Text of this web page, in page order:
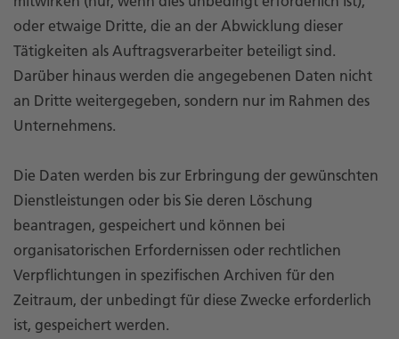
oder etwaige Dritte, die an der Abwicklung dieser
Tätigkeiten als Auftragsverarbeiter beteiligt sind.
Darüber hinaus werden die angegebenen Daten nicht
an Dritte weitergegeben, sondern nur im Rahmen des
Unternehmens.
Die Daten werden bis zur Erbringung der gewünschten
Dienstleistungen oder bis Sie deren Löschung
beantragen, gespeichert und können bei
organisatorischen Erfordernissen oder rechtlichen
Verpflichtungen in spezifischen Archiven für den
Zeitraum, der unbedingt für diese Zwecke erforderlich
ist, gespeichert werden.